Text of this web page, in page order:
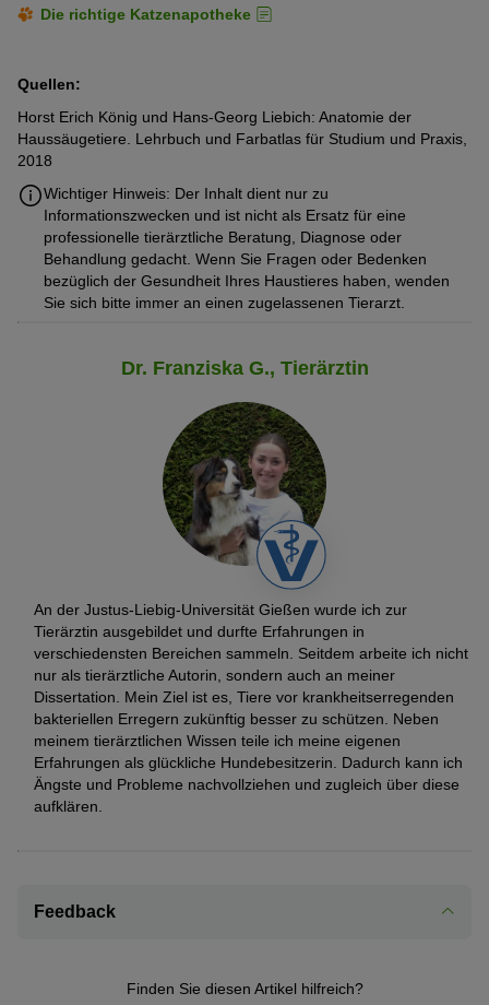
Die richtige Katzenapotheke
Quellen:
Horst Erich König und Hans-Georg Liebich: Anatomie der
Haussäugetiere. Lehrbuch und Farbatlas für Studium und Praxis,
2018
Wichtiger Hinweis: Der Inhalt dient nur zu
Informationszwecken und ist nicht als Ersatz für eine
professionelle tierärztliche Beratung, Diagnose oder
Behandlung gedacht. Wenn Sie Fragen oder Bedenken
bezüglich der Gesundheit Ihres Haustieres haben, wenden
Sie sich bitte immer an einen zugelassenen Tierarzt.
Dr. Franziska G., Tierärztin
An der Justus-Liebig-Universität Gießen wurde ich zur
Tierärztin ausgebildet und durfte Erfahrungen in
verschiedensten Bereichen sammeln. Seitdem arbeite ich nicht
nur als tierärztliche Autorin, sondern auch an meiner
Dissertation. Mein Ziel ist es, Tiere vor krankheitserregenden
bakteriellen Erregern zukünftig besser zu schützen. Neben
meinem tierärztlichen Wissen teile ich meine eigenen
Erfahrungen als glückliche Hundebesitzerin. Dadurch kann ich
Ängste und Probleme nachvollziehen und zugleich über diese
aufklären.
Feedback
Finden Sie diesen Artikel hilfreich?